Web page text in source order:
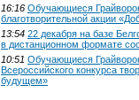
16:16 Обучающиеся
благотворительной акции
13:54 22 декабря на базе
в дистанционном формате
10:51 Обучающиеся
Всероссийского конкурса
будущем»